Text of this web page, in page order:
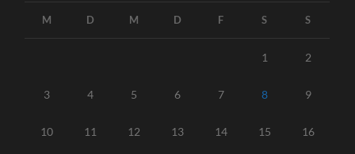
M D M D F S S
1 2
3 4 5 6 7 8 9
10 11 12 13 14 15 16